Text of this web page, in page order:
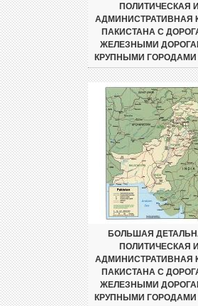
ПОЛИТИЧЕСКАЯ И
АДМИНИСТРАТИВНАЯ
ПАКИСТАНА С
ЖЕЛЕЗНЫМИ
КРУПНЫМИ ГОРОДАМИ
БОЛЬШАЯ
ПОЛИТИЧЕСКАЯ И
АДМИНИСТРАТИВНАЯ
ПАКИСТАНА С
ЖЕЛЕЗНЫМИ
КРУПНЫМИ ГОРОДАМИ